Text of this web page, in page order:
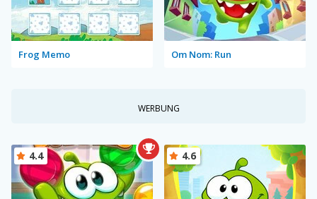
Frog Memo Om Nom: Run
WERBUNG
4.4 4.6